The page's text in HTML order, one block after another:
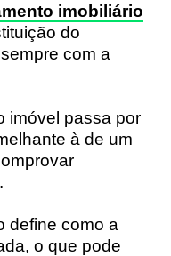
imobiliário
do
com a
imóvel passa por
à de um
define como a
o que pode